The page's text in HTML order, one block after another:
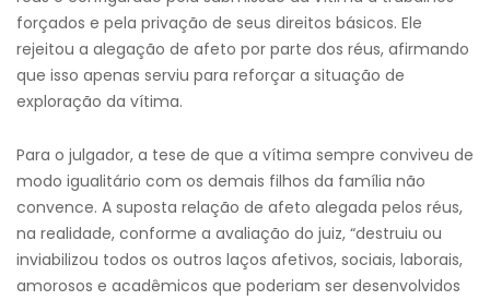
forçados e pela privação de seus direitos básicos. Ele
rejeitou a alegação de afeto por parte dos réus, afirmando
que isso apenas serviu para reforçar a situação de
exploração da vítima.
Para o julgador, a tese de que a vítima sempre conviveu de
modo igualitário com os demais filhos da família não
convence. A suposta relação de afeto alegada pelos réus,
na realidade, conforme a avaliação do juiz, “destruiu ou
inviabilizou todos os outros laços afetivos, sociais, laborais,
amorosos e acadêmicos que poderiam ser desenvolvidos